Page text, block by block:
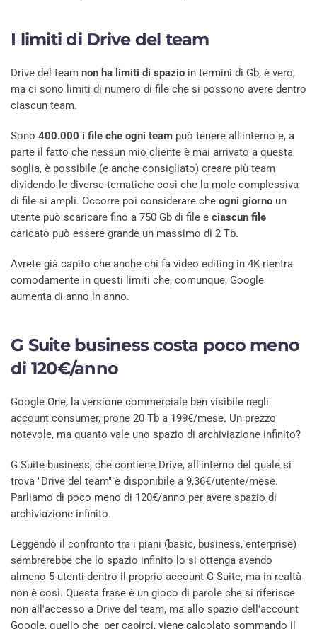
I limiti di Drive del team
Drive del team non ha limiti di spazio in termini di Gb, è vero,
ma ci sono limiti di numero di file che si possono avere dentro
ciascun team.
Sono 400.000 i file che ogni team può tenere all'interno e, a
parte il fatto che nessun mio cliente è mai arrivato a questa
soglia, è possibile (e anche consigliato) creare più team
dividendo le diverse tematiche così che la mole complessiva
di file si ampli. Occorre poi considerare che ogni giorno un
utente può scaricare fino a 750 Gb di file e ciascun file
caricato può essere grande un massimo di 2 Tb.
Avrete già capito che anche chi fa video editing in 4K rientra
comodamente in questi limiti che, comunque, Google
aumenta di anno in anno.
G Suite business costa poco meno
di 120€/anno
Google One, la versione commerciale ben visibile negli
account consumer, prone 20 Tb a 199€/mese. Un prezzo
notevole, ma quanto vale uno spazio di archiviazione infinito?
G Suite business, che contiene Drive, all'interno del quale si
trova "Drive del team" è disponibile a 9,36€/utente/mese.
Parliamo di poco meno di 120€/anno per avere spazio di
archiviazione infinito.
Leggendo il confronto tra i piani (basic, business, enterprise)
sembrerebbe che lo spazio infinito lo si ottenga avendo
almeno 5 utenti dentro il proprio account G Suite, ma in realtà
non è così. Questa frase è un gioco di parole che si riferisce
non all'accesso a Drive del team, ma allo spazio dell'account
Google, quello che, per capirci, viene calcolato sommando il